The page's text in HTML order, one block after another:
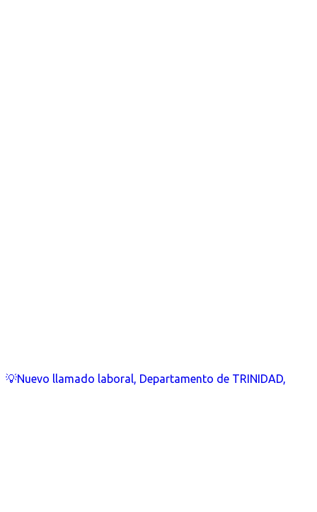
💡Nuevo llamado laboral, Departamento de TRINIDAD,